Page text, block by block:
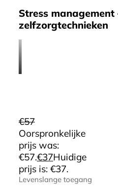
Stress
zelfzorgtechnieken
€57
Oorspronkelijke
prijs was:
€57.€37Huidige
prijs is: €37.
Levenslange toegang